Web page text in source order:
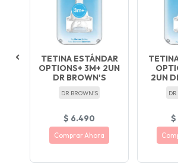
TETINA ESTÁNDAR
OPTIONS+ 3M+ 2UN
DR BROWN'S
DR BROWN'S
$ 6.490
Comprar Ahora
2UN
$